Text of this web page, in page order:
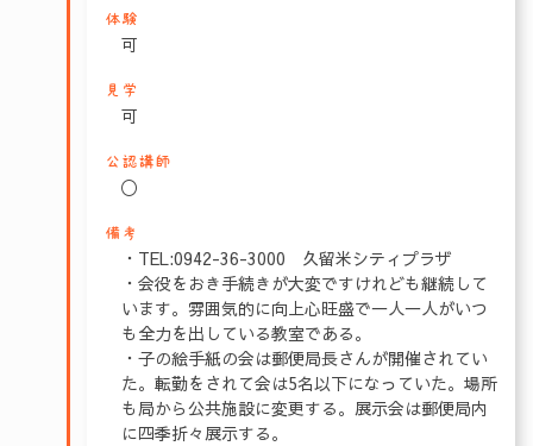
体験
可
見学
可
公認講師
〇
備考
・TEL:0942-36-3000 久留米シティプラザ
・会役をおき手続きが大変ですけれども継続して
います。雰囲気的に向上心旺盛で一人一人がいつ
も全力を出している教室である。
・子の絵手紙の会は郵便局長さんが開催されてい
た。転勤をされて会は5名以下になっていた。場所
も局から公共施設に変更する。展示会は郵便局内
に四季折々展示する。